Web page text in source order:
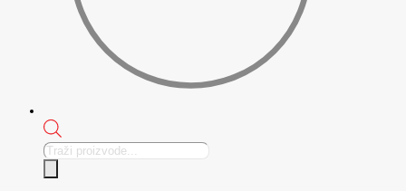
Products